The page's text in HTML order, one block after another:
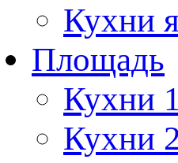
Кухни
Площадь
Кухни
Кухни